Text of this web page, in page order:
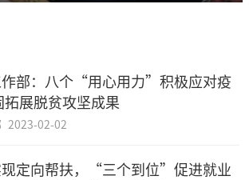
作部：八个“用心用力”积极应对疫
展脱贫攻坚成果
2023-02-02
定向帮扶，“三个到位”促进就业